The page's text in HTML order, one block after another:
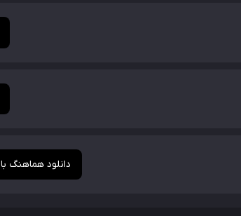
دانلود هماهنگ با Alt Universe Cut